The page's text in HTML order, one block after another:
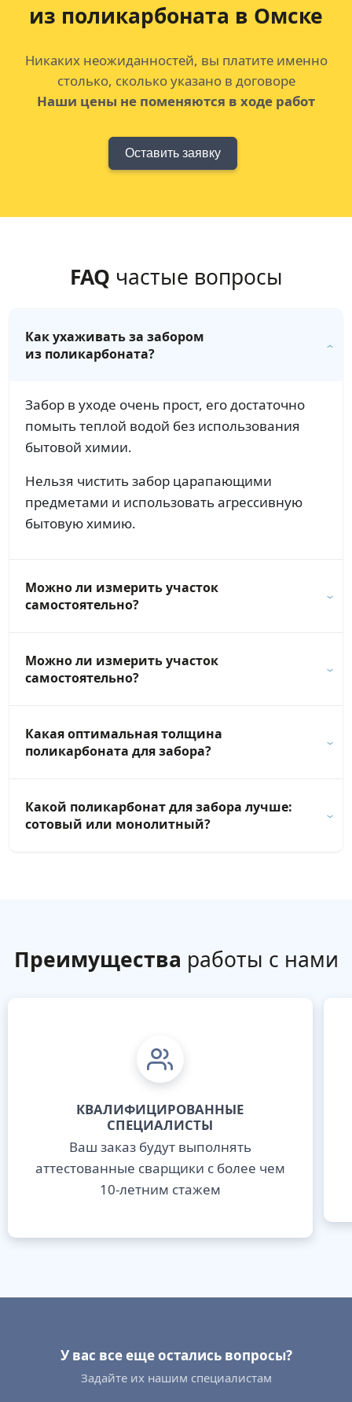
из поликарбоната в Омске
Никаких неожиданностей, вы платите именно
столько, сколько указано в договоре
Наши цены не поменяются в ходе работ
Оставить заявку
FAQ частые вопросы
Как ухаживать за забором
из поликарбоната?
Забор в уходе очень прост, его достаточно
помыть теплой водой без использования
бытовой химии.
Нельзя чистить забор царапающими
предметами и использовать агрессивную
бытовую химию.
Можно ли измерить участок
самостоятельно?
Можно ли измерить участок
самостоятельно?
Какая оптимальная толщина
поликарбоната для забора?
Какой поликарбонат для забора лучше:
сотовый или монолитный?
Преимущества работы с нами
КВАЛИФИЦИРОВАННЫЕ
СПЕЦИАЛИСТЫ
Ваш заказ будут выполнять
аттестованные сварщики с более чем
10-летним стажем
У вас все еще остались вопросы?
Задайте их нашим специалистам